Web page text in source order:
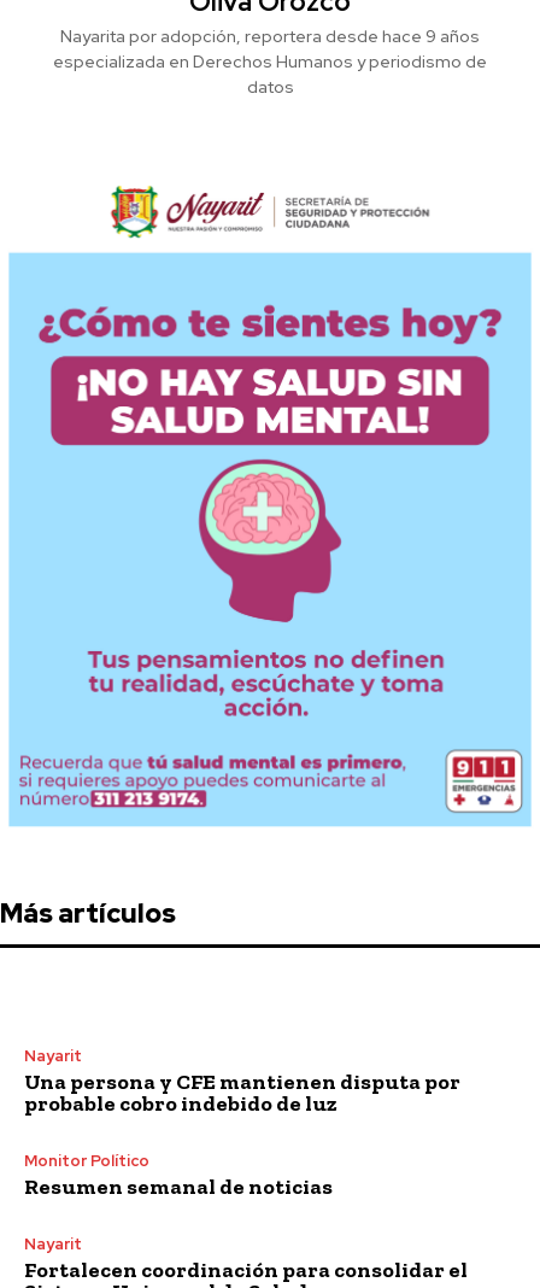
Nayarita por adopción, reportera desde hace 9 años
especializada en Derechos Humanos y periodismo de
datos
Más artículos
Nayarit
Una persona y CFE mantienen disputa por
probable cobro indebido de luz
Monitor Político
Resumen semanal de noticias
Nayarit
Fortalecen coordinación para consolidar el